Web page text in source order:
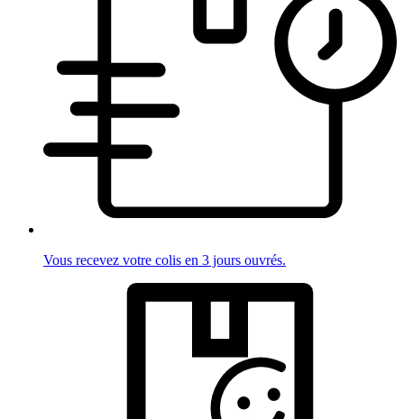
Vous recevez votre colis en 3 jours ouvrés.